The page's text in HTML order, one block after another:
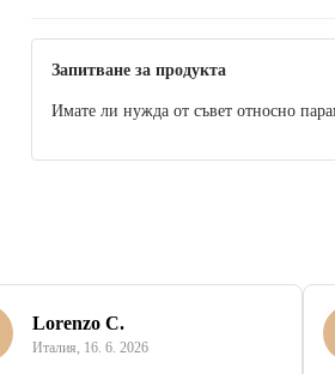
Запитване за продукта
Имате ли нужда от съвет относно
Lorenzo C.
Италия, 16. 6. 2026